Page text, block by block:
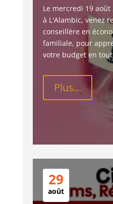
Le mercredi 19
à L'Alambic, venez
conseillère en
familiale, pour
votre budget en
Plus...
29
août